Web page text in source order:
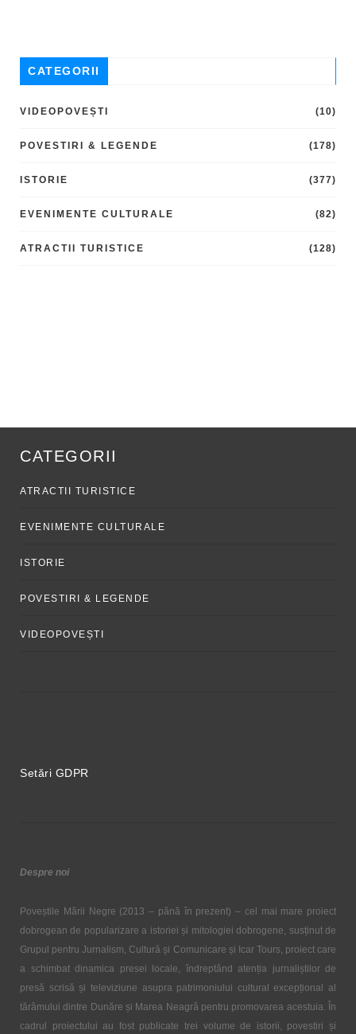
CATEGORII
VIDEOPOVEȘTI (10)
POVESTIRI & LEGENDE (178)
ISTORIE (377)
EVENIMENTE CULTURALE (82)
ATRACTII TURISTICE (128)
CATEGORII
ATRACTII TURISTICE
EVENIMENTE CULTURALE
ISTORIE
POVESTIRI & LEGENDE
VIDEOPOVEȘTI
Setări GDPR
Despre noi
Poveștile Mării Negre (2013 – până în prezent) – cel mai mare proiect
dobrogean de popularizare a istoriei și mitologiei dobrogene, susținut de
Grupul pentru Jurnalism, Cultură și Comunicare și Icar Tours, proiect care
a schimbat dinamica presei locale, îndreptând atenția jurnaliștilor de
presă scrisă și televiziune asupra patrimoniului cultural excepțional al
tărâmului dintre Dunăre și Marea Neagră pentru promovarea acestuia. În
cadrul proiectului au fost publicate trei volume de istorii, povestiri și